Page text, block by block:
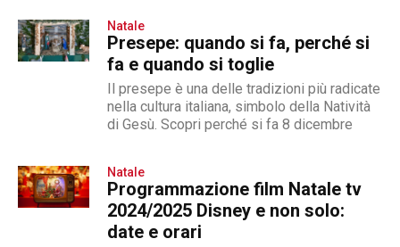
Natale
Presepe: quando si fa, perché si
fa e quando si toglie
Il presepe è una delle tradizioni più radicate
nella cultura italiana, simbolo della Natività
di Gesù. Scopri perché si fa 8 dicembre
Natale
Programmazione film Natale tv
2024/2025 Disney e non solo:
date e orari